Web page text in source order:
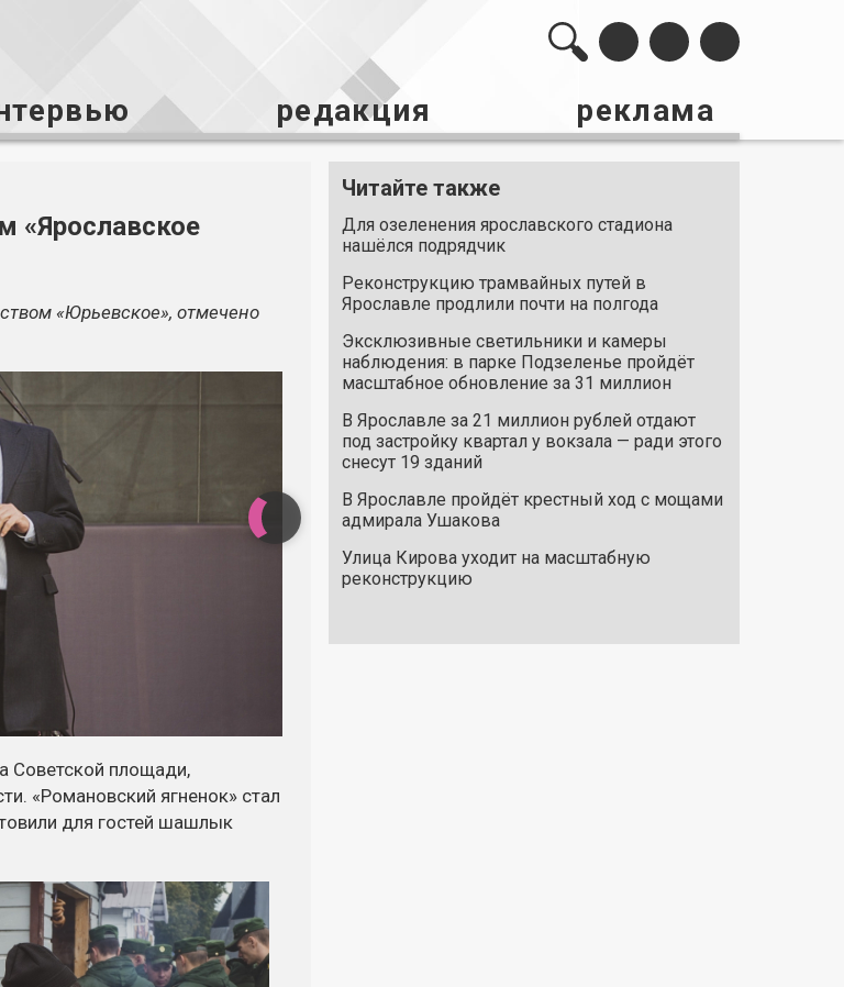
редакция реклама
«Ярославское
«Юрьевское», отмечено
Советской площади,
«Романовский ягненок» стал
для гостей шашлык
Читайте также
Для озеленения ярославского стадиона
нашёлся подрядчик
Реконструкцию трамвайных путей в
Ярославле продлили почти на полгода
Эксклюзивные светильники и камеры
наблюдения: в парке Подзеленье пройдёт
масштабное обновление за 31 миллион
В Ярославле за 21 миллион рублей отдают
под застройку квартал у вокзала — ради этого
снесут 19 зданий
В Ярославле пройдёт крестный ход с мощами
адмирала Ушакова
Улица Кирова уходит на масштабную
реконструкцию